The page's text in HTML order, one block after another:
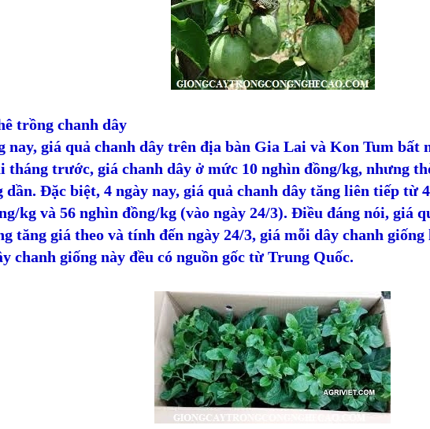
trồng chanh dây
nay, giá quả chanh dây trên địa bàn Gia Lai và Kon Tum bất
tháng trước, giá chanh dây ở mức 10 nghìn đồng/kg, nhưng
dần. Đặc biệt, 4 ngày nay, giá quả chanh dây tăng liên tiếp từ
kg và 56 nghìn đồng/kg (vào ngày 24/3). Điều đáng nói, giá
tăng giá theo và tính đến ngày 24/3, giá mỗi dây chanh
chanh giống này đều có nguồn gốc từ Trung Quốc.